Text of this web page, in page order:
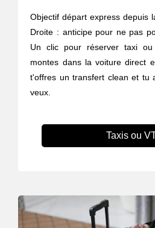
Objectif départ express depuis
Droite : anticipe pour ne pas
Un clic pour réserver taxi
montes dans la voiture direct
t'offres un transfert clean et tu
veux.
Taxis ou